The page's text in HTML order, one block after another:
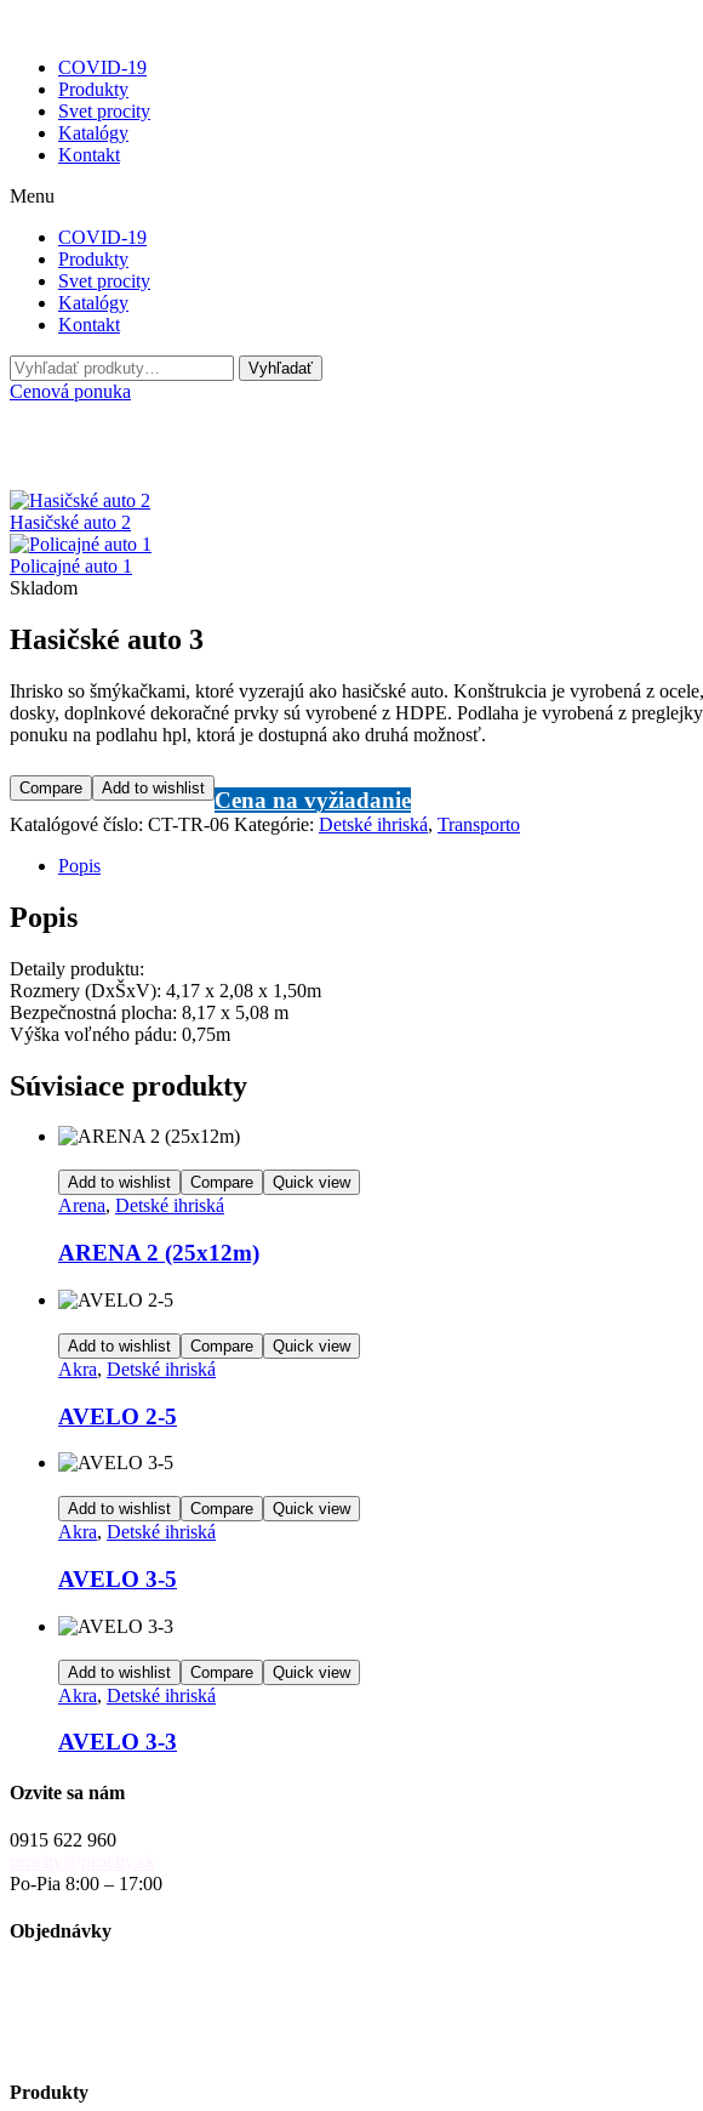
COVID-19
Produkty
Svet procity
Katalógy
Kontakt
Menu
COVID-19
Produkty
Svet procity
Katalógy
Kontakt
Hľadať:
Vyhľadať
Cenová ponuka
Hasičské auto 2
Policajné auto 1
Skladom
Hasičské auto 3
Ihrisko so šmýkačkami, ktoré vyzerajú ako hasičské auto. Konštrukcia je vyrobená z
dosky, doplnkové dekoračné prvky sú vyrobené z HDPE. Podlaha je vyrobená z
ponuku na podlahu hpl, ktorá je dostupná ako druhá možnosť.
Compare Add to wishlist Cena na vyžiadanie
Katalógové číslo: CT-TR-06 Kategórie: Detské ihriská, Transporto
Popis
Popis
Detaily produktu:
Rozmery (DxŠxV): 4,17 x 2,08 x 1,50m
Bezpečnostná plocha: 8,17 x 5,08 m
Výška voľného pádu: 0,75m
Súvisiace produkty
Add to wishlist Compare Quick view
Arena, Detské ihriská
ARENA 2 (25x12m)
Add to wishlist Compare Quick view
Akra, Detské ihriská
AVELO 2-5
Add to wishlist Compare Quick view
Akra, Detské ihriská
AVELO 3-5
Add to wishlist Compare Quick view
Akra, Detské ihriská
AVELO 3-3
Ozvite sa nám
0915 622 960
Po-Pia 8:00 – 17:00
Objednávky
Produkty